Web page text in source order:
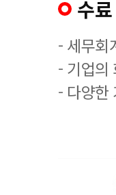
수
- 세무회
- 기업의
- 다양한